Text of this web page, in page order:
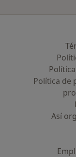
Política de
Así